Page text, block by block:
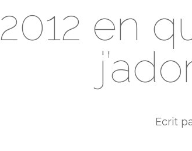
2012 en
Ecrit